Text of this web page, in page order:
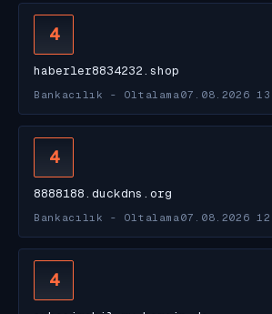
4
haberler8834232.shop
Bankacılık - Oltalama 07.08.2026
4
8888188.duckdns.org
Bankacılık - Oltalama 07.08.2026
4